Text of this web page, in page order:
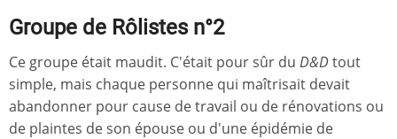
Groupe de Rôlistes n°2
Ce groupe était maudit. C'était pour sûr du D&Dtout
simple, mais chaque personne qui maîtrisait devait
abandonner pour cause de travail ou de rénovations ou
de plaintes de son épouse ou d'une épidémie de